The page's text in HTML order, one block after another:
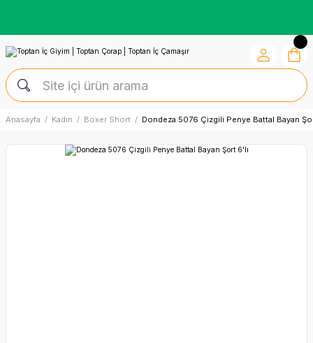
Anasayfa Kadın Boxer Short Dondeza 5076 Çizgili Penye Battal Bayan